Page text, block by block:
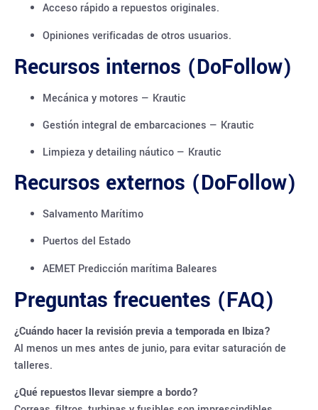
Acceso rápido a repuestos originales.
Opiniones verificadas de otros usuarios.
Recursos internos (DoFollow)
Mecánica y motores — Krautic
Gestión integral de embarcaciones — Krautic
Limpieza y detailing náutico — Krautic
Recursos externos (DoFollow)
Salvamento Marítimo
Puertos del Estado
AEMET Predicción marítima Baleares
Preguntas frecuentes (FAQ)
¿Cuándo hacer la revisión previa a temporada en Ibiza?
Al menos un mes antes de junio, para evitar saturación de
talleres.
¿Qué repuestos llevar siempre a bordo?